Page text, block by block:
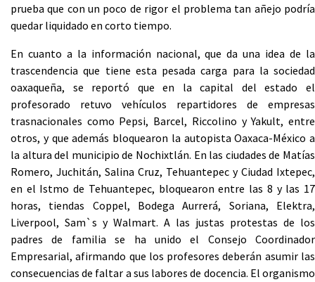
prueba que con un poco de rigor el problema tan añejo podría
quedar liquidado en corto tiempo.
En cuanto a la información nacional, que da una idea de la
trascendencia que tiene esta pesada carga para la sociedad
oaxaqueña, se reportó que en la capital del estado el
profesorado retuvo vehículos repartidores de empresas
trasnacionales como Pepsi, Barcel, Riccolino y Yakult, entre
otros, y que además bloquearon la autopista Oaxaca-México a
la altura del municipio de Nochixtlán. En las ciudades de Matías
Romero, Juchitán, Salina Cruz, Tehuantepec y Ciudad Ixtepec,
en el Istmo de Tehuantepec, bloquearon entre las 8 y las 17
horas, tiendas Coppel, Bodega Aurrerá, Soriana, Elektra,
Liverpool, Sam`s y Walmart. A las justas protestas de los
padres de familia se ha unido el Consejo Coordinador
Empresarial, afirmando que los profesores deberán asumir las
consecuencias de faltar a sus labores de docencia. El organismo